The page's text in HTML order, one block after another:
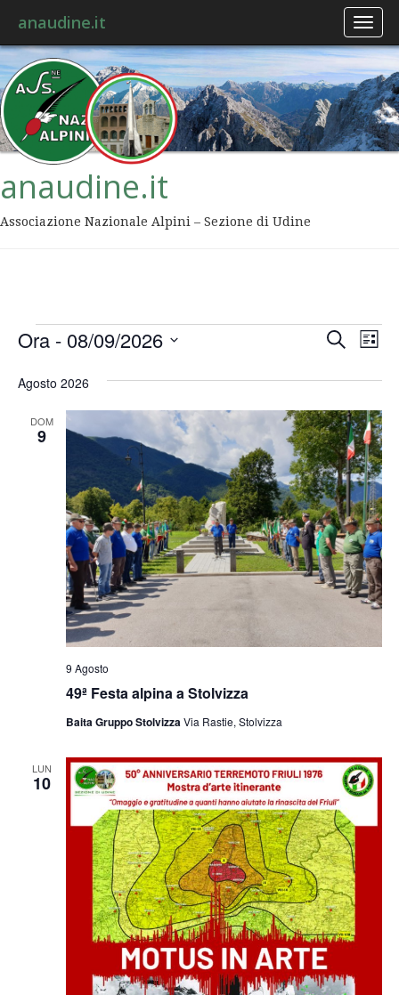
anaudine.it
anaudine.it
Associazione Nazionale Alpini – Sezione di Udine
viste
Cerca
Lista
Ora - 08/09/2026
la
Agosto 2026
DOM
9
49ª Festa alpina a Stolvizza
9 Agosto
Baita Gruppo StolvizzaVia Rastie, Stolvizza
LUN
10